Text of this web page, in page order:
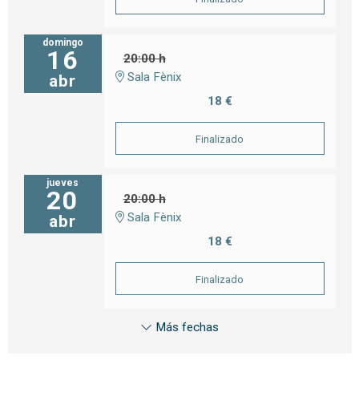
domingo
16
abr
20:00 h
Sala Fènix
18 €
Finalizado
jueves
20
abr
20:00 h
Sala Fènix
18 €
Finalizado
Más fechas